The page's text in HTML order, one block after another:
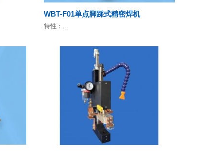
WBT-F01单点脚踩式精密焊机
特性：...